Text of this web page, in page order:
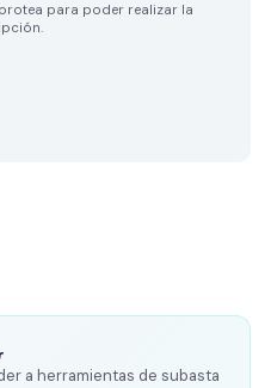
para poder realizar la
a herramientas de subasta